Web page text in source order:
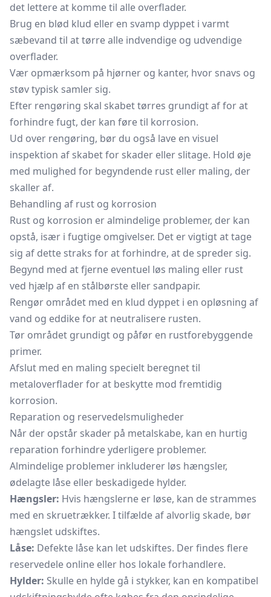
det lettere at komme til alle overflader.
Brug en blød klud eller en svamp dyppet i varmt
sæbevand til at tørre alle indvendige og udvendige
overflader.
Vær opmærksom på hjørner og kanter, hvor snavs og
støv typisk samler sig.
Efter rengøring skal skabet tørres grundigt af for at
forhindre fugt, der kan føre til korrosion.
Ud over rengøring, bør du også lave en visuel
inspektion af skabet for skader eller slitage. Hold øje
med mulighed for begyndende rust eller maling, der
skaller af.
Behandling af rust og korrosion
Rust og korrosion er almindelige problemer, der kan
opstå, især i fugtige omgivelser. Det er vigtigt at tage
sig af dette straks for at forhindre, at de spreder sig.
Begynd med at fjerne eventuel løs maling eller rust
ved hjælp af en stålbørste eller sandpapir.
Rengør området med en klud dyppet i en opløsning af
vand og eddike for at neutralisere rusten.
Tør området grundigt og påfør en rustforebyggende
primer.
Afslut med en maling specielt beregnet til
metaloverflader for at beskytte mod fremtidig
korrosion.
Reparation og reservedelsmuligheder
Når der opstår skader på metalskabe, kan en hurtig
reparation forhindre yderligere problemer.
Almindelige problemer inkluderer løs hængsler,
ødelagte låse eller beskadigede hylder.
Hængsler: Hvis hængslerne er løse, kan de strammes
med en skruetrækker. I tilfælde af alvorlig skade, bør
hængslet udskiftes.
Låse: Defekte låse kan let udskiftes. Der findes flere
reservedele online eller hos lokale forhandlere.
Hylder: Skulle en hylde gå i stykker, kan en kompatibel